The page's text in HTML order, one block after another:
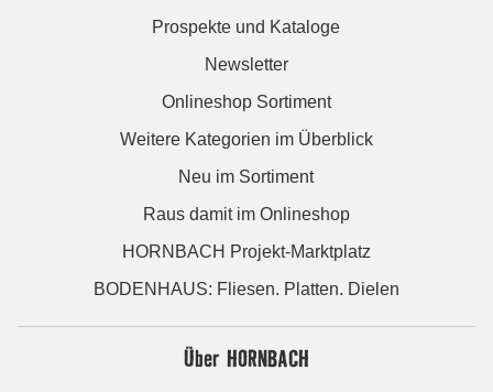
Prospekte und Kataloge
Newsletter
Onlineshop Sortiment
Weitere Kategorien im Überblick
Neu im Sortiment
Raus damit im Onlineshop
HORNBACH Projekt-Marktplatz
BODENHAUS: Fliesen. Platten. Dielen
Über HORNBACH